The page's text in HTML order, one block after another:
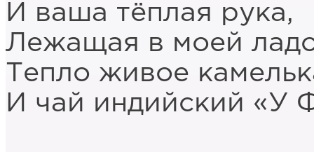
И ваша тёплая рука,
Лежащая в моей
Тепло живое
И чай индийский «У